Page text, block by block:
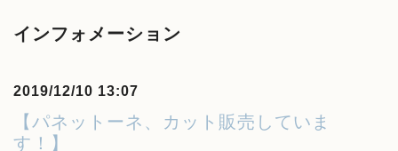
インフォメーション
2019/12/10 13:07
【パネットーネ、カット販売していま
す！】